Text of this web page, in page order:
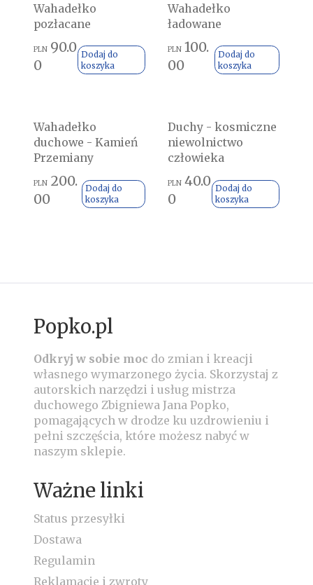
Wahadełko
pozłacane
PLN 90.0
0
Dodaj do
koszyka
Wahadełko
ładowane
PLN 100.
00
Dodaj do
koszyka
Wahadełko
duchowe - Kamień
Przemiany
PLN 200.
00
Dodaj do
koszyka
Duchy - kosmiczne
niewolnictwo
człowieka
PLN 40.0
0
Dodaj do
koszyka
Popko.pl
Odkryj w sobie moc do zmian i kreacji
własnego wymarzonego życia. Skorzystaj z
autorskich narzędzi i usług mistrza
duchowego Zbigniewa Jana Popko,
pomagających w drodze ku uzdrowieniu i
pełni szczęścia, które możesz nabyć w
naszym sklepie.
Ważne linki
Status przesyłki
Dostawa
Regulamin
Reklamacje i zwroty